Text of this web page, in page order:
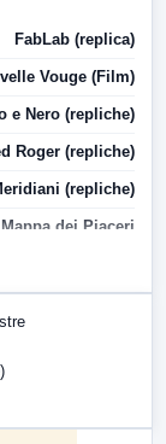
FabLab (replica)
Vouge (Film)
e Nero (repliche)
Roger (repliche)
(repliche)
dei Piaceri